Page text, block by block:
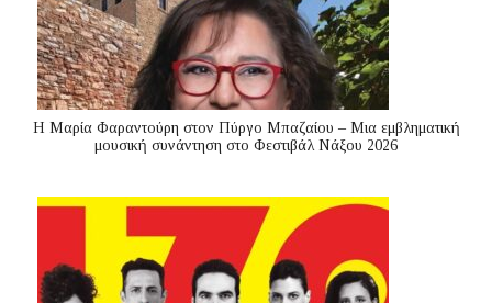
Η Μαρία Φαραντούρη στον Πύργο Μπαζαίου – Μια εμβληματική
μουσική συνάντηση στο Φεστιβάλ Νάξου 2026